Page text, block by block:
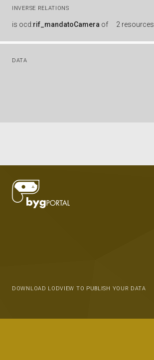
INVERSE RELATIONS
is ocd:rif_mandatoCamera of 2 resources
DATA
DOWNLOAD LODVIEW TO PUBLISH YOUR DATA